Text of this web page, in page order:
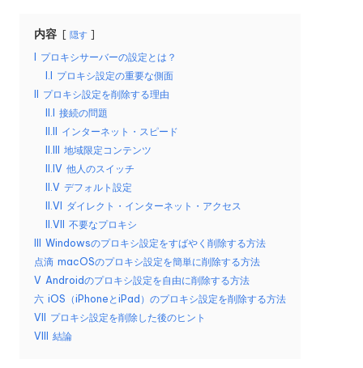
キ
シ
ト
ラ
イ
ア
ル
内容 隠す
I プロキシサーバーの設定とは？
I.I プロキシ設定の重要な側面
II プロキシ設定を削除する理由
II.I 接続の問題
II.II インターネット・スピード
II.III 地域限定コンテンツ
II.IV 他人のスイッチ
II.V デフォルト設定
II.VI ダイレクト・インターネット・アクセス
II.VII 不要なプロキシ
III Windowsのプロキシ設定をすばやく削除する方法
点滴 macOSのプロキシ設定を簡単に削除する方法
V Androidのプロキシ設定を自由に削除する方法
六 iOS（iPhoneとiPad）のプロキシ設定を削除する方法
VII プロキシ設定を削除した後のヒント
VIII 結論